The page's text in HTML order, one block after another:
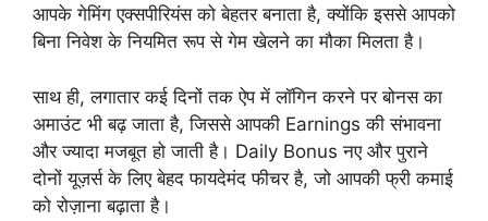
आपके गेमिंग एक्सपीरियंस को बेहतर बनाता है, क्योंकि इससे आपको
बिना निवेश के नियमित रूप से गेम खेलने का मौका मिलता है।
साथ ही, लगातार कई दिनों तक ऐप में लॉगिन करने पर बोनस का
अमाउंट भी बढ़ जाता है, जिससे आपकी Earnings की संभावना
और ज्यादा मजबूत हो जाती है। Daily Bonus नए और पुराने
दोनों यूज़र्स के लिए बेहद फायदेमंद फीचर है, जो आपकी फ्री कमाई
को रोज़ाना बढ़ाता है।